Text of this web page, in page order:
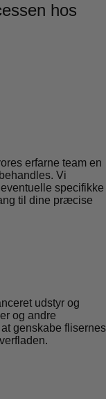
hos
erfarne team en
Vi
specifikke
til dine præcise
udstyr og
og andre
genskabe flisernes